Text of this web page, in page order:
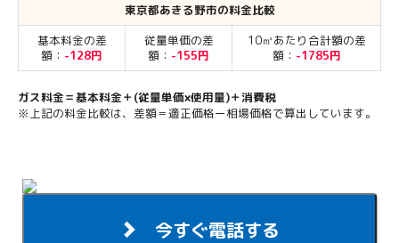
東京都あきる野市の料金比較
基本料金の差
額： -128円
従量単価の差
額： -155円
10㎥あたり合計額の差
額： -1785円
ガス料金＝基本料金＋(従量単価×使用量)＋消費税
※上記の料金比較は、差額＝適正価格ー相場価格で算出しています。
今すぐ電話する